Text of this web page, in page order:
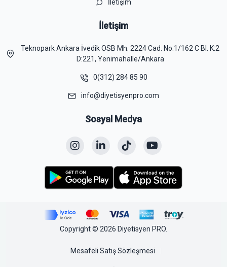
İletişim
İletişim
Teknopark Ankara İvedik OSB Mh. 2224 Cad. No:1/162 C Bl. K:2
D:221, Yenimahalle/Ankara
0(312) 284 85 90
info@diyetisyenpro.com
Sosyal Medya
Copyright © 2026 Diyetisyen PRO.
Mesafeli Satış Sözleşmesi